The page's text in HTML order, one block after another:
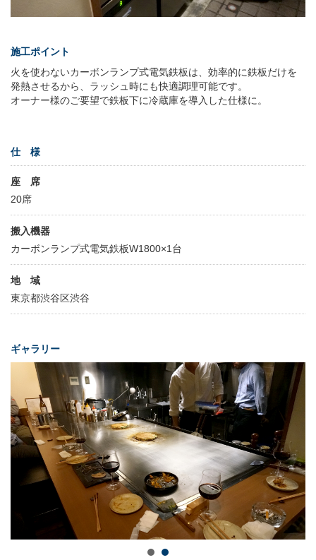
施工ポイント
火を使わないカーボンランプ式電気鉄板は、効率的に鉄板だけを
発熱させるから、ラッシュ時にも快適調理可能です。
オーナー様のご要望で鉄板下に冷蔵庫を導入した仕様に。
仕 様
座 席
20席
搬入機器
カーボンランプ式電気鉄板W1800×1台
地 域
東京都渋谷区渋谷
ギャラリー